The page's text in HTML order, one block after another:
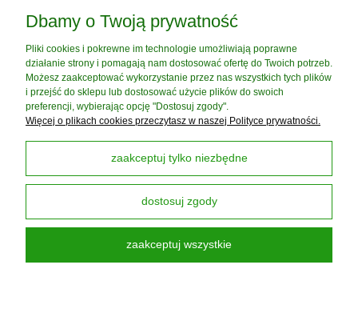
MOJE KONTO
PŁATNOŚCI I DOSTAWA
INFORMACJE
O NAS
Darmowa Dostawa od 199 zł
Dbamy o Twoją prywatność
Pliki cookies i pokrewne im technologie umożliwiają poprawne
działanie strony i pomagają nam dostosować ofertę do Twoich potrzeb.
Możesz zaakceptować wykorzystanie przez nas wszystkich tych plików
i przejść do sklepu lub dostosować użycie plików do swoich
preferencji, wybierając opcję "Dostosuj zgody".
Więcej o plikach cookies przeczytasz w naszej Polityce prywatności.
zaakceptuj tylko niezbędne
dostosuj zgody
zaakceptuj wszystkie